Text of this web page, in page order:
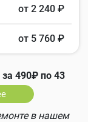
от 2 240 ₽
от 5 760 ₽
490₽ по 43
в нашем